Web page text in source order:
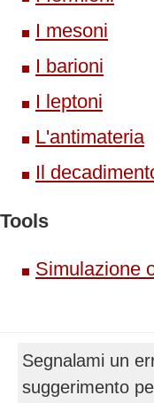
I mesoni
I barioni
I leptoni
L'antimateria
Il
Tools
Simulazione
Segnalami un
suggerimento